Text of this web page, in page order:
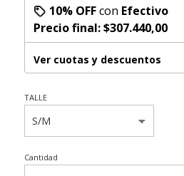
10% OFFcon Efectivo
Precio final:$307.440,00
Ver cuotas y descuentos
TALLE
Cantidad